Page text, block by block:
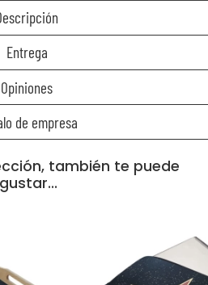
Entrega
Opiniones
de empresa
también te puede
gustar...